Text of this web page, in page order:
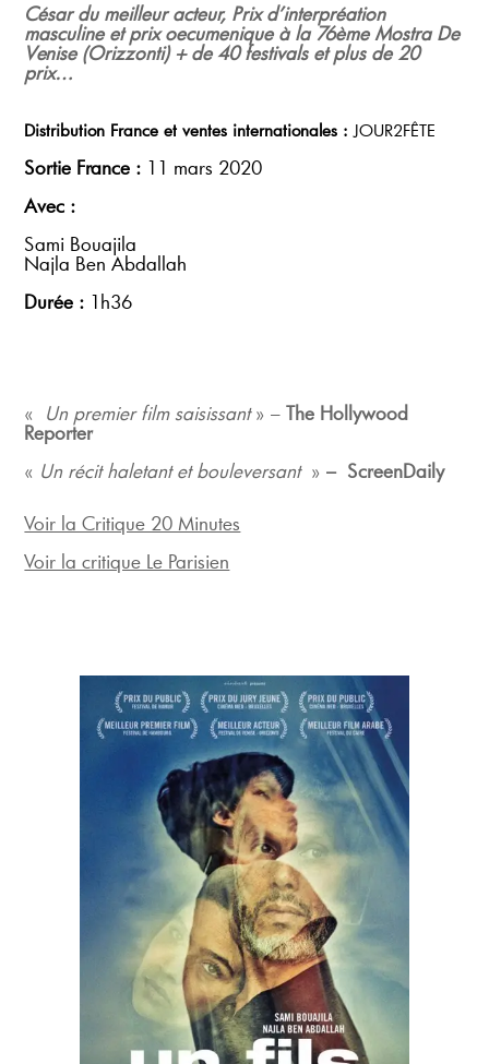
César du meilleur acteur, Prix d’interpréation
masculine et prix oecumenique à la 76ème Mostra De
Venise (Orizzonti) + de 40 festivals et plus de 20
prix…
Distribution France et ventes internationales : JOUR2FÊTE
Sortie France : 11 mars 2020
Avec :
Sami Bouajila
Najla Ben Abdallah
Durée : 1h36
« Un premier film saisissant» –The Hollywood
Reporter
« Un récit haletant et bouleversant»– ScreenDaily
Voir la Critique 20 Minutes
Voir la critique Le Parisien